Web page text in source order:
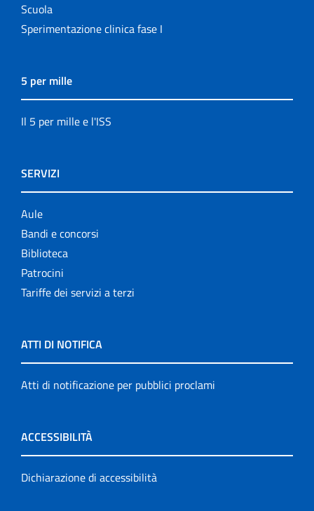
Scuola
Sperimentazione clinica fase I
5 per mille
Il 5 per mille e l'ISS
SERVIZI
Aule
Bandi e concorsi
Biblioteca
Patrocini
Tariffe dei servizi a terzi
ATTI DI NOTIFICA
Atti di notificazione per pubblici proclami
ACCESSIBILITÀ
Dichiarazione di accessibilità